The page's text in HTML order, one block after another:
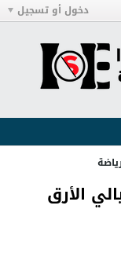
دخول أو تسجيل
الأرق